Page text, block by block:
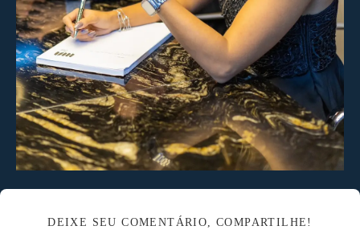
DEIXE SEU COMENTÁRIO, COMPARTILHE!